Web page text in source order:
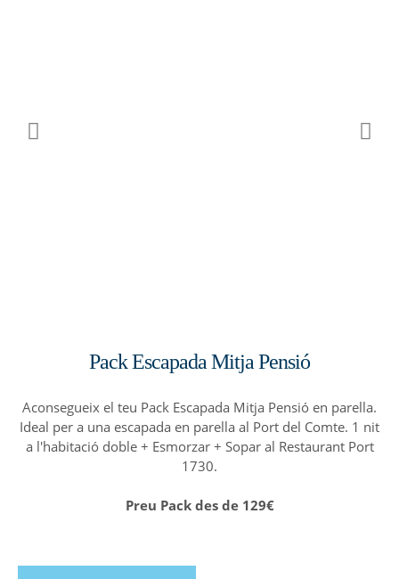
Pack Escapada Mitja Pensió
Aconsegueix el teu Pack Escapada Mitja Pensió en parella.
Ideal per a una escapada en parella al Port del Comte. 1 nit
a l'habitació doble + Esmorzar + Sopar al Restaurant Port
1730.
Preu Pack des de 129€